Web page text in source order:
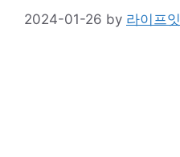
2024-01-26 by 라이프잇